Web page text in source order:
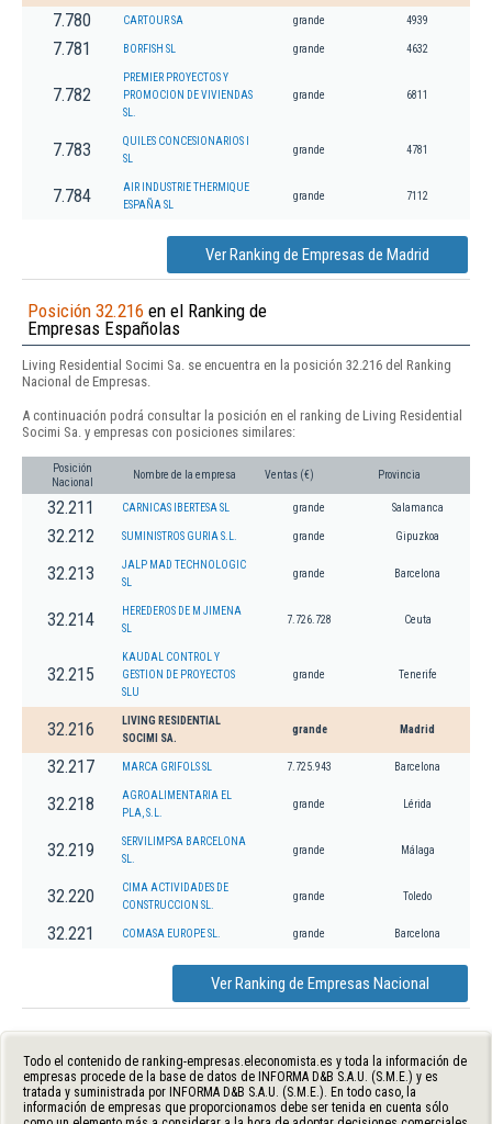
7.780 CARTOUR SA grande 4939
7.781 BORFISH SL grande 4632
7.782
PREMIER PROYECTOS Y
PROMOCION DE VIVIENDAS
SL.
grande 6811
7.783
QUILES CONCESIONARIOS I
SL
grande 4781
7.784
AIR INDUSTRIE THERMIQUE
ESPAÑA SL
grande 7112
Ver Ranking de Empresas de Madrid
Posición 32.216 en el Ranking de
Empresas Españolas
Living Residential Socimi Sa. se encuentra en la posición 32.216 del Ranking
Nacional de Empresas.
A continuación podrá consultar la posición en el ranking de Living Residential
Socimi Sa. y empresas con posiciones similares:
Posición
Nacional
Nombre de la empresa Ventas (€) Provincia
32.211 CARNICAS IBERTESA SL grande Salamanca
32.212 SUMINISTROS GURIA S.L. grande Gipuzkoa
32.213
JALP MAD TECHNOLOGIC
SL
grande Barcelona
32.214
HEREDEROS DE M JIMENA
SL
7.726.728 Ceuta
32.215
KAUDAL CONTROL Y
GESTION DE PROYECTOS
SLU
grande Tenerife
32.216
LIVING RESIDENTIAL
SOCIMI SA.
grande Madrid
32.217 MARCA GRIFOLS SL 7.725.943 Barcelona
32.218
AGROALIMENTARIA EL
PLA, S.L.
grande Lérida
32.219
SERVILIMPSA BARCELONA
SL.
grande Málaga
32.220
CIMA ACTIVIDADES DE
CONSTRUCCION SL.
grande Toledo
32.221 COMASA EUROPE SL. grande Barcelona
Ver Ranking de Empresas Nacional
Todo el contenido de ranking-empresas.eleconomista.es y toda la información de
empresas procede de la base de datos de INFORMA D&B S.A.U. (S.M.E.) y es
tratada y suministrada por INFORMA D&B S.A.U. (S.M.E.). En todo caso, la
información de empresas que proporcionamos debe ser tenida en cuenta sólo